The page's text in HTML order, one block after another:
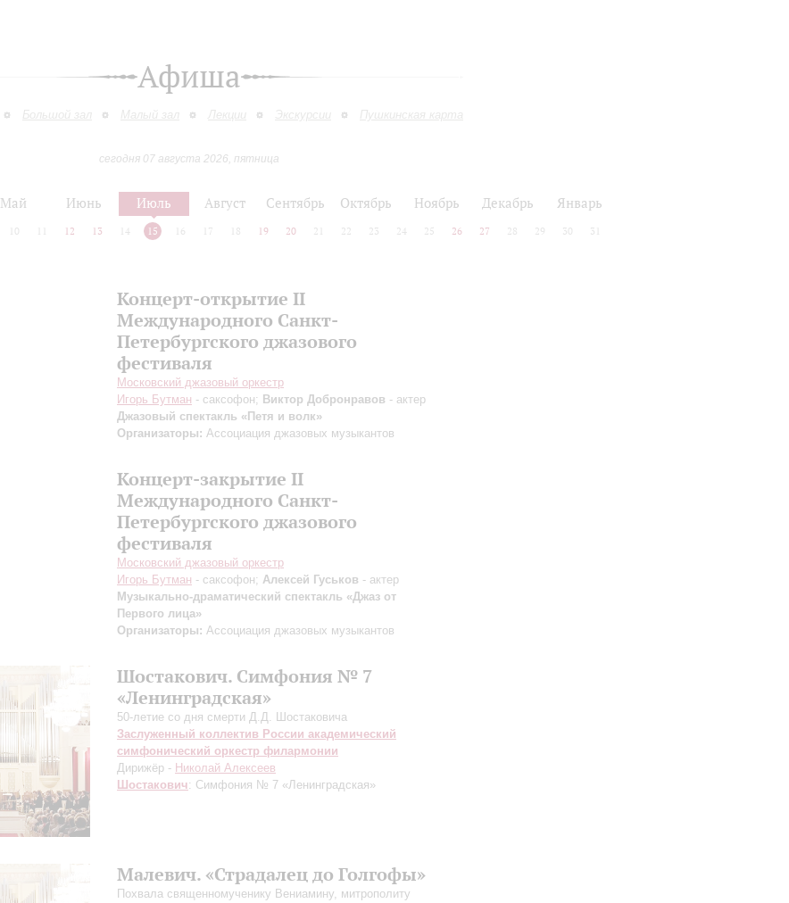
Афиша
Большой зал Малый зал Лекции Экскурсии Пушкинская карта
сегодня 07 августа 2026, пятница
Май Июнь Июль Август Сентябрь Октябрь Ноябрь Декабрь Январь
10 12 13 14 15 16 17 18 19 20 21 22 23 24 25 26 27 28 29 30 31
Концерт-открытие II
Международного Санкт-
Петербургского джазового
фестиваля
Московский джазовый оркестр
Игорь Бутман - саксофон; Виктор Добронравов - актер
Джазовый спектакль «Петя и волк»
Организаторы: Ассоциация джазовых музыкантов
Концерт-закрытие II
Международного Санкт-
Петербургского джазового
фестиваля
Московский джазовый оркестр
Игорь Бутман - саксофон; Алексей Гуськов - актер
Музыкально-драматический спектакль «Джаз от
Первого лица»
Организаторы: Ассоциация джазовых музыкантов
Шостакович. Симфония № 7
«Ленинградская»
50-летие со дня смерти Д.Д. Шостаковича
Заслуженный коллектив России академический
симфонический оркестр филармонии
Дирижёр - Николай Алексеев
Шостакович: Симфония № 7 «Ленинградская»
Малевич. «Страдалец до Голгофы»
Похвала священномученику Вениамину, митрополиту